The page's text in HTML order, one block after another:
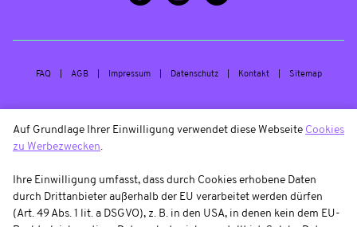
FAQ AGB Impressum Datenschutz Kontakt Sitemap
Auf Grundlage Ihrer Einwilligung verwendet diese Webseite Cookies
zu Werbezwecken.
Ihre Einwilligung umfasst, dass durch Cookies erhobene Daten
durch Drittanbieter außerhalb der EU verarbeitet werden dürfen
(Art. 49 Abs. 1 lit. a DSGVO), z. B. in den USA, in denen kein dem EU-